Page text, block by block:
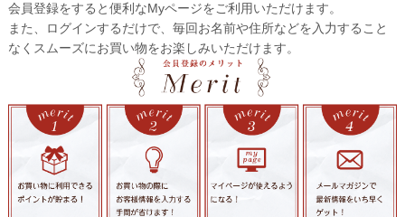
会員登録をすると便利なMyページをご利用いただけます。
また、ログインするだけで、毎回お名前や住所などを入力すること
なくスムーズにお買い物をお楽しみいただけます。